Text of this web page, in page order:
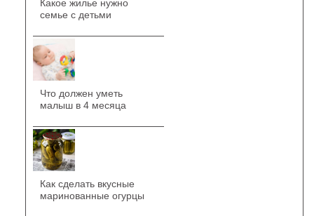
Какое жилье нужно
семье с детьми
Что должен уметь
малыш в 4 месяца
Как сделать вкусные
маринованные огурцы